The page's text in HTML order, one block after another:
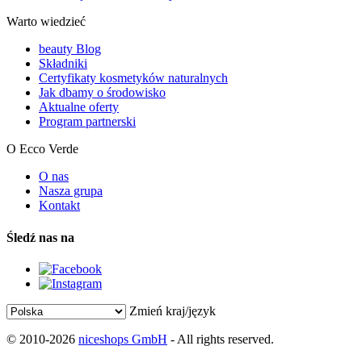
Warto wiedzieć
beauty Blog
Składniki
Certyfikaty kosmetyków naturalnych
Jak dbamy o środowisko
Aktualne oferty
Program partnerski
O Ecco Verde
O nas
Nasza grupa
Kontakt
Śledź nas na
Zmień kraj/język
© 2010-2026 niceshops GmbH - All rights reserved.